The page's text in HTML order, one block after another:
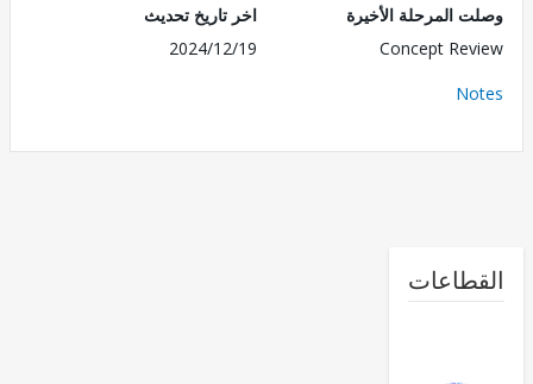
المرحلة الأخيرة
Concept
اخر تاريخ تحديث
2024/12/19